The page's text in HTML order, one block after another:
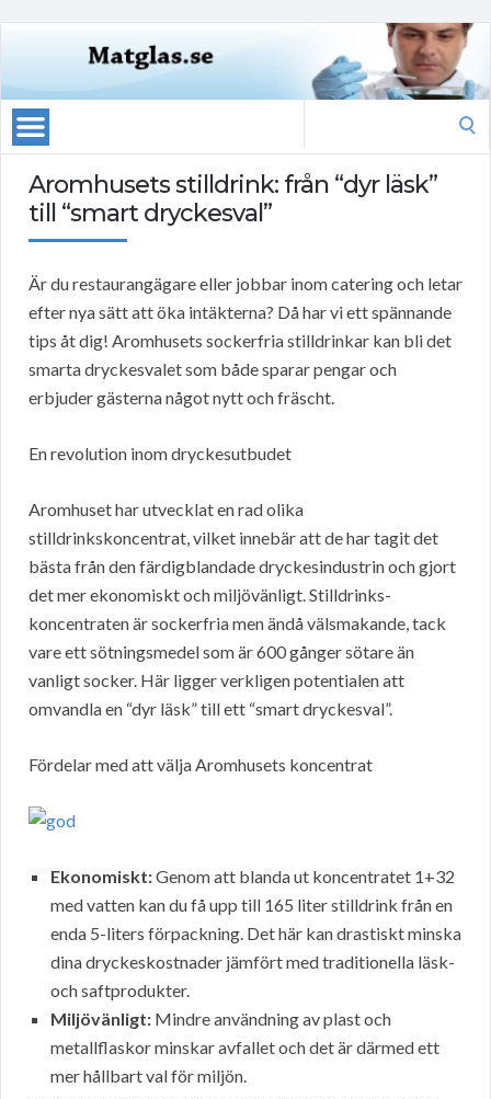
Aromhusets stilldrink: från “dyr läsk”
till “smart dryckesval”
Är du restaurangägare eller jobbar inom catering och letar
efter nya sätt att öka intäkterna? Då har vi ett spännande
tips åt dig! Aromhusets sockerfria stilldrinkar kan bli det
smarta dryckesvalet som både sparar pengar och
erbjuder gästerna något nytt och fräscht.
En revolution inom dryckesutbudet
Aromhuset har utvecklat en rad olika
stilldrinkskoncentrat, vilket innebär att de har tagit det
bästa från den färdigblandade dryckesindustrin och gjort
det mer ekonomiskt och miljövänligt. Stilldrinks-
koncentraten är sockerfria men ändå välsmakande, tack
vare ett sötningsmedel som är 600 gånger sötare än
vanligt socker. Här ligger verkligen potentialen att
omvandla en “dyr läsk” till ett “smart dryckesval”.
Fördelar med att välja Aromhusets koncentrat
Ekonomiskt:Genom att blanda ut koncentratet 1+32
med vatten kan du få upp till 165 liter stilldrink från en
enda 5-liters förpackning. Det här kan drastiskt minska
dina dryckeskostnader jämfört med traditionella läsk-
och saftprodukter.
Miljövänligt: Mindre användning av plast och
metallflaskor minskar avfallet och det är därmed ett
mer hållbart val för miljön.